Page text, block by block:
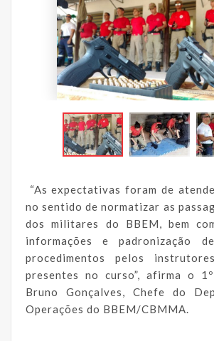
“As expectativas foram de
no sentido de normatizar as
dos militares do BBEM, bem
informações e padronização
procedimentos pelos
presentes no curso”, afirma o
Bruno Gonçalves, Chefe do
Operações do BBEM/CBMMA.